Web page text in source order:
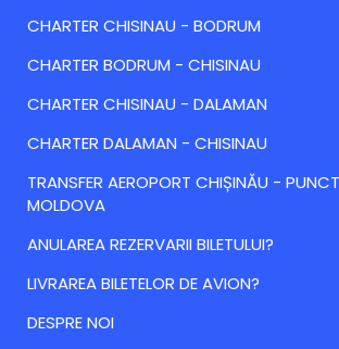
CHARTER CHISINAU - BODRUM
CHARTER BODRUM - CHISINAU
CHARTER CHISINAU - DALAMAN
CHARTER DALAMAN - CHISINAU
TRANSFER AEROPORT CHIȘINĂU -
MOLDOVA
ANULAREA REZERVARII BILETULUI?
LIVRAREA BILETELOR DE AVION?
DESPRE NOI